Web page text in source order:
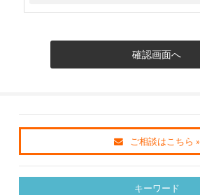
ご相談はこちら »
キーワード